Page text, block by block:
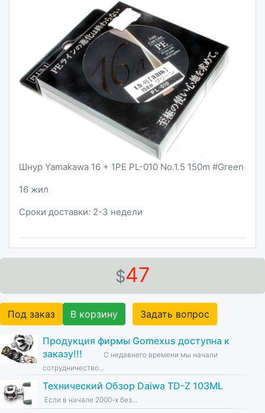
$47
Под заказ В корзину Задать вопрос
Продукция фирмы Gomexus доступна к
заказу!!!
С недавнего времени мы начали
сотрудничество...
Технический Обзор Daiwa TD-Z 103ML
Если в начале 2000-х без...
Шнур Yamakawa 16 + 1PE PL-010 No.1.5 150m #Green
16 жил
Сроки доставки: 2-3 недели